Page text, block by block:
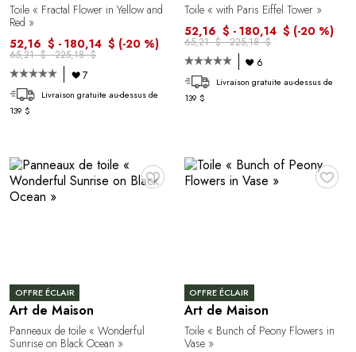
Toile « Fractal Flower in Yellow and
Red »
52,16 $ - 180,14 $ (-20 %)
65,21 $ - 225,18 $
7
Livraison gratuite au-dessus de
139 $
Toile « with Paris Eiffel Tower »
52,16 $ - 180,14 $ (-20 %)
65,21 $ - 225,18 $
6
Livraison gratuite au-dessus de
139 $
♥
OFFRE ÉCLAIR
Art de Maison
Panneaux de toile « Wonderful
Sunrise on Black Ocean »
♥
OFFRE ÉCLAIR
Art de Maison
Toile « Bunch of Peony Flowers in
Vase »